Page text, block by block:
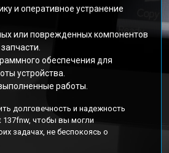
и оперативное устранение
или поврежденных компонентов
обеспечения для
устройства.
работы.
долговечность и надежность
чтобы вы могли
задачах, не беспокоясь о